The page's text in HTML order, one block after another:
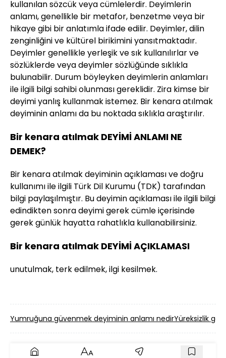
kullanılan sözcük veya cümlelerdir. Deyimlerin
anlamı, genellikle bir metafor, benzetme veya bir
hikaye gibi bir anlatımla ifade edilir. Deyimler, dilin
zenginliğini ve kültürel birikimini yansıtmaktadır.
Deyimler genellikle yerleşik ve sık kullanılırlar ve
sözlüklerde veya deyimler sözlüğünde sıklıkla
bulunabilir. Durum böyleyken deyimlerin anlamları
ile ilgili bilgi sahibi olunması gereklidir. Zira kimse bir
deyimi yanlış kullanmak istemez. Bir kenara atılmak
deyiminin anlamı da bu noktada sıklıkla araştırılır.
Bir kenara atılmak DEYİMİ ANLAMI NE
DEMEK?
Bir kenara atılmak deyiminin açıklaması ve doğru
kullanımı ile ilgili Türk Dil Kurumu (TDK) tarafından
bilgi paylaşılmıştır. Bu deyimin açıklaması ile ilgili bilgi
edindikten sonra deyimi gerek cümle içerisinde
gerek günlük hayatta rahatlıkla kullanabilirsiniz.
Bir kenara atılmak DEYİMİ AÇIKLAMASI
unutulmak, terk edilmek, ilgi kesilmek.
Yumruğuna güvenmek deyiminin anlamı nedirYüreksizlik